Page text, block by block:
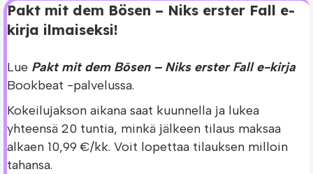
Pakt mit dem Bösen – Niks erster Fall e-
kirja ilmaiseksi!
Lue Pakt mit dem Bösen – Niks erster Fall e-kirja
Bookbeat -palvelussa.
Kokeilujakson aikana saat kuunnella ja lukea
yhteensä 20 tuntia, minkä jälkeen tilaus maksaa
alkaen 10,99 €/kk. Voit lopettaa tilauksen milloin
tahansa.